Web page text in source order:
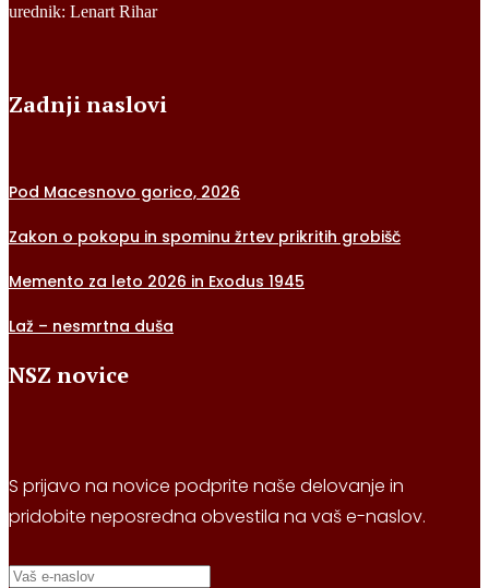
urednik: Lenart Rihar
Zadnji naslovi
Pod Macesnovo gorico, 2026
Zakon o pokopu in spominu žrtev prikritih grobišč
Memento za leto 2026 in Exodus 1945
Laž – nesmrtna duša
NSZ novice
S prijavo na novice podprite naše delovanje in
pridobite neposredna obvestila na vaš e-naslov.